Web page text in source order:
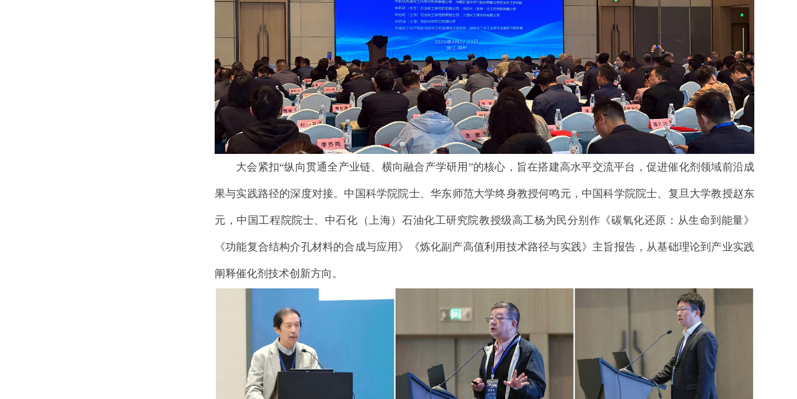
大会紧扣“纵向贯通全产业链、横向融合产学研用”的核心，旨在搭建高水平交流平台，促进催化剂领域前沿成
果与实践路径的深度对接。中国科学院院士、华东师范大学终身教授何鸣元，中国科学院院士、复旦大学教授赵东
元，中国工程院院士、 中石化（上海）石油化工研究院教授级高工杨为民分别作《碳氧化还原：从生命到能量》
《功能复合结构介孔材料的合成与应用》《炼化副产高值利用技术路径与实践》主旨报告，从基础理论到产业实践
阐释催化剂技术创新方向。